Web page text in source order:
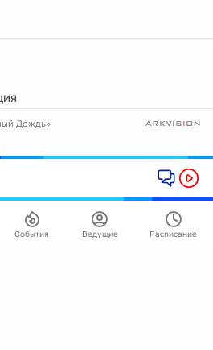
Дождь»
События Ведущие Расписание